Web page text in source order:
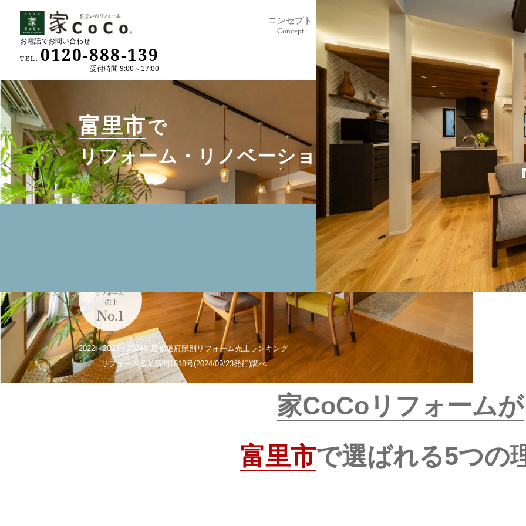
コンセプト
Concept
リフォームメニュー リフォーム事例 モ
お電話でお問い合わせ
TEL. 0120-888-139
受付時間 9:00～17:00
富里市で
リフォーム・リノベーションをご検討中の方
2022・2023・2024年度都道府県別リフォーム売上ランキング
リフォーム産業新聞1618号(2024/09/23発行)調べ
家CoCoリフォームが
富里市で選ばれる5つの